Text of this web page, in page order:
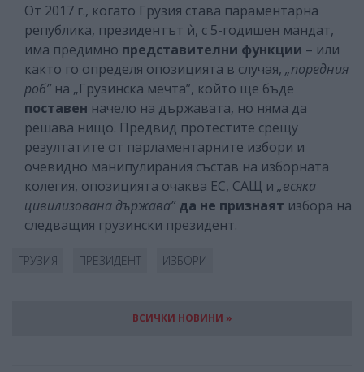
От 2017 г., когато Грузия става параментарна
република, президентът ѝ, с 5-годишен мандат,
има предимно представителни функции – или
както го определя опозицията в случая, „поредния
роб” на „Грузинска мечта”, който ще бъде
поставен начело на държавата, но няма да
решава нищо. Предвид протестите срещу
резултатите от парламентарните избори и
очевидно манипулирания състав на изборната
колегия, опозицията очаква ЕС, САЩ и „всяка
цивилизована държава”да не признаят избора на
следващия грузински президент.
ГРУЗИЯ ПРЕЗИДЕНТ ИЗБОРИ
ВСИЧКИ НОВИНИ »